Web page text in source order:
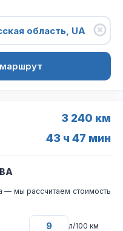
3 240 км
43 ч 47 мин
— мы рассчитаем стоимость
л/100 км